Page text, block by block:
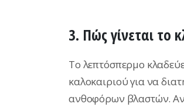
3. Πώς γίνεται
To λεπτόσπερμο
καλοκαιριού για να
ανθοφόρων βλαστών. Αν